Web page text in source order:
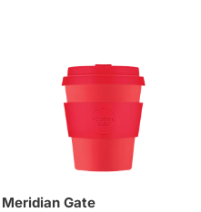
Meridian Gate